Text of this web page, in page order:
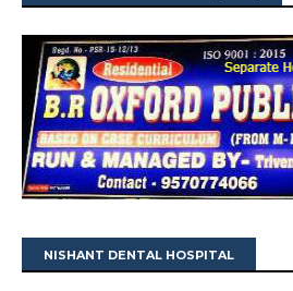
NISHANT DENTAL HOSPITAL